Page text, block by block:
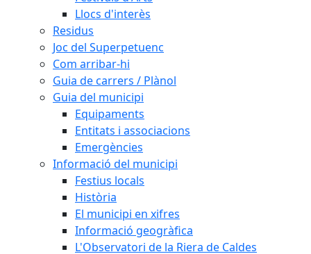
Llocs d'interès
Residus
Joc del Superpetuenc
Com arribar-hi
Guia de carrers / Plànol
Guia del municipi
Equipaments
Entitats i associacions
Emergències
Informació del municipi
Festius locals
Història
El municipi en xifres
Informació geogràfica
L'Observatori de la Riera de Caldes